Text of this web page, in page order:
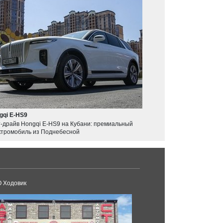
E-HS9
драйв Hongqi E-HS9 на Кубани: премиальный
из Поднебесной
Ходовик